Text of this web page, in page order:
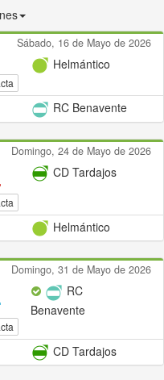
Sábado, 16 de Mayo de 2026
Helmántico
RC Benavente
Domingo, 24 de Mayo de 2026
CD Tardajos
Helmántico
Domingo, 31 de Mayo de 2026
RC
Benavente
CD Tardajos